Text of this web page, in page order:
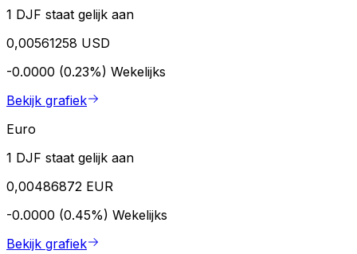
1 DJF staat gelijk aan
0,00561258 USD
-0.0000 (0.23%) Wekelijks
Bekijk grafiek
Euro
1 DJF staat gelijk aan
0,00486872 EUR
-0.0000 (0.45%) Wekelijks
Bekijk grafiek